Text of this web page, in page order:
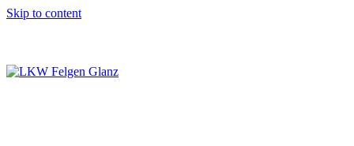
Skip to content